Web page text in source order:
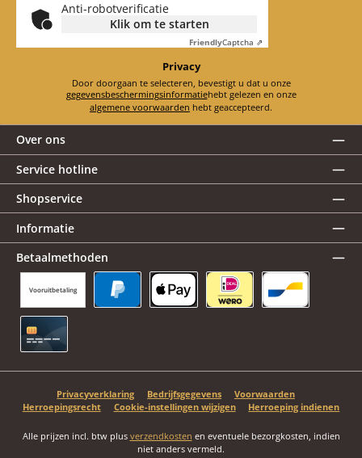
Anti-robotverificatie
Klik om te starten
FriendlyCaptcha ⇗
Privacy
Door doorgaan te selecteren, bevestigt u dat u onze
gegevensbeschermingsinformatie
hebt gelezen en onze
algemene voorwaarden hebt geaccepteerd.
Over ons
Service hotline
Shopservice
Informatie
Betaalmethoden
Vooruitbetaling
Privacyverklaring Bedrijfsgegevens
Voorwaarden
Herroepingsrecht
Cookie-instellingen wijzigen Herroeping indienen
Alle prijzen incl. btw plus verzendkosten en eventuele bezorgkosten, indien
niet anders vermeld.